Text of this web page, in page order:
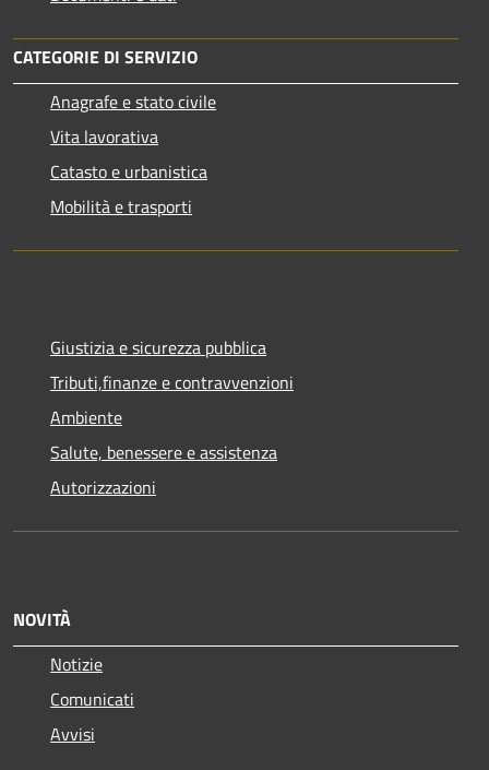
CATEGORIE DI SERVIZIO
Anagrafe e stato civile
Vita lavorativa
Catasto e urbanistica
Mobilità e trasporti
Giustizia e sicurezza pubblica
Tributi,finanze e contravvenzioni
Ambiente
Salute, benessere e assistenza
Autorizzazioni
NOVITÀ
Notizie
Comunicati
Avvisi